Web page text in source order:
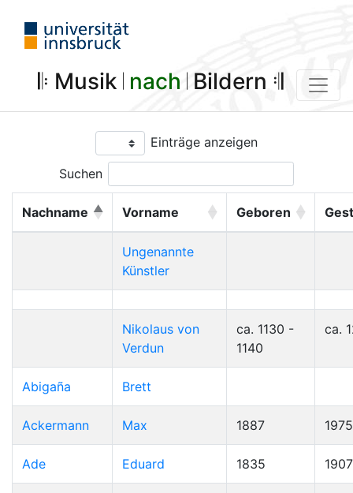
𝄆 Musik 𝄀 nach 𝄀 Bildern 𝄇
Einträge anzeigen
Suchen
Nachname Vorname Geboren
Ungenannte
Künstler
Nikolaus von
Verdun
ca. 1130 -
1140
ca.
Abigaña Brett
Ackermann Max 1887 1975
Ade Eduard 1835 1907